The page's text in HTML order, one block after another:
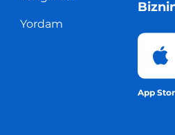
Yordam
App